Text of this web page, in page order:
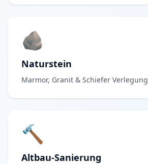
🪨
Naturstein
Marmor, Granit & Schiefer Verlegung
🔨
Altbau-Sanierung